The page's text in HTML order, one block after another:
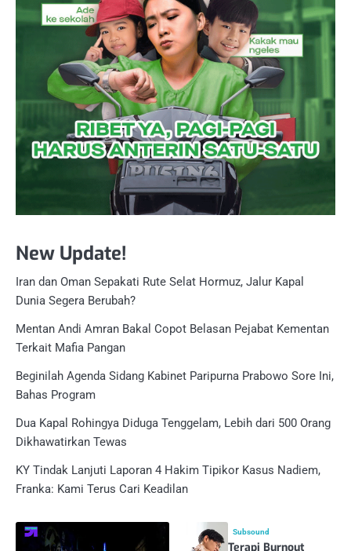
New Update!
Iran dan Oman Sepakati Rute Selat Hormuz, Jalur Kapal
Dunia Segera Berubah?
Mentan Andi Amran Bakal Copot Belasan Pejabat Kementan
Terkait Mafia Pangan
Beginilah Agenda Sidang Kabinet Paripurna Prabowo Sore Ini,
Bahas Program
Dua Kapal Rohingya Diduga Tenggelam, Lebih dari 500 Orang
Dikhawatirkan Tewas
KY Tindak Lanjuti Laporan 4 Hakim Tipikor Kasus Nadiem,
Franka: Kami Terus Cari Keadilan
Subsound
Terapi Burnout